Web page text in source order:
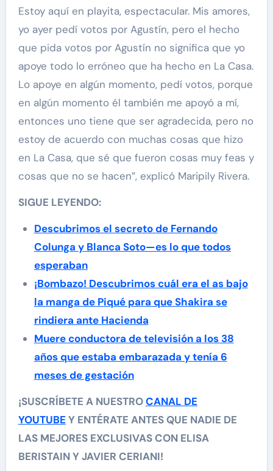
Estoy aquí en playita, espectacular. Mis amores,
yo ayer pedí votos por Agustín, pero el hecho
que pida votos por Agustín no significa que yo
apoye todo lo erróneo que ha hecho en La Casa.
Lo apoye en algún momento, pedí votos, porque
en algún momento él también me apoyó a mí,
entonces uno tiene que ser agradecida, pero no
estoy de acuerdo con muchas cosas que hizo
en La Casa, que sé que fueron cosas muy feas y
cosas que no se hacen”, explicó Maripily Rivera.
SIGUE LEYENDO:
Descubrimos el secreto de Fernando
Colunga y Blanca Soto—es lo que todos
esperaban
¡Bombazo! Descubrimos cuál era el as bajo
la manga de Piqué para que Shakira se
rindiera ante Hacienda
Muere conductora de televisión a los 38
años que estaba embarazada y tenía 6
meses de gestación
¡SUSCRÍBETE A NUESTROCANAL DE
YOUTUBE Y ENTÉRATE ANTES QUE NADIE DE
LAS MEJORES EXCLUSIVAS CON ELISA
BERISTAIN Y JAVIER CERIANI!